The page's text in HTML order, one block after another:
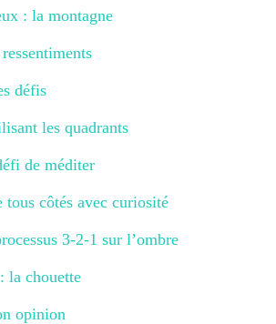
: la montagne
défis
les quadrants
de méditer
tous côtés avec curiosité
3-2-1 sur l’ombre
la chouette
opinion